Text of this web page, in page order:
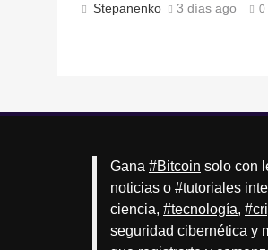
Stepanenko 3 días ago 0
Gana #Bitcoin solo con
noticias o #tutoriales
ciencia, #tecnología,
seguridad cibernética y